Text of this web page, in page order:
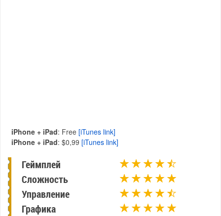
iPhone + iPad: Free[iTunes link]
iPhone + iPad: $0,99[iTunes link]
Геймплей
Сложность
Управление
Графика